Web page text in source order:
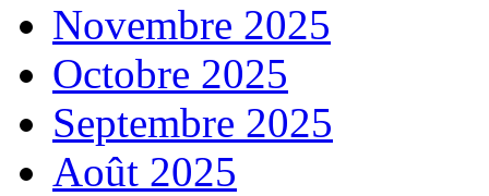
Novembre 2025
Octobre 2025
Septembre 2025
Août 2025